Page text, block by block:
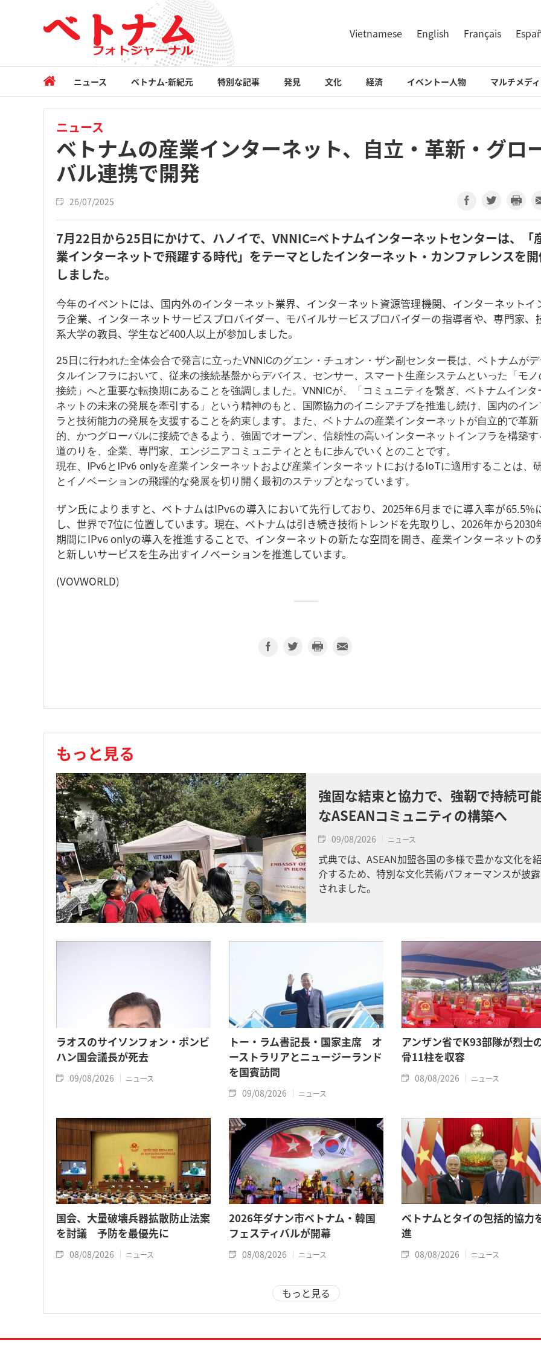
Vietnamese English Français
ニュース ベトナム-新紀元 特別な記事 発見 文化 経済 イベントー人物 マルチメデ
ニュース
ベトナムの産業インターネット、自立・革新・グロ
バル連携で開発
26/07/2025
7月22日から25日にかけて、ハノイで、VNNIC=ベトナムインターネットセンターは、「
業インターネットで飛躍する時代」をテーマとしたインターネット・カンファレンスを
しました。
今年のイベントには、国内外のインターネット業界、インターネット資源管理機関、インターネットイ
ラ企業、インターネットサービスプロバイダー、モバイルサービスプロバイダーの指導者や、専門家、
系大学の教員、学生など400人以上が参加しました。
25日に行われた全体会合で発言に立ったVNNICのグエン・チュオン・ザン副センター長は、ベトナムが
タルインフラにおいて、従来の接続基盤からデバイス、センサー、スマート生産システムといった「モノ
接続」へと重要な転換期にあることを強調しました。VNNICが、「コミュニティを繋ぎ、ベトナムインタ
ネットの未来の発展を牽引する」という精神のもと、国際協力のイニシアチブを推進し続け、国内のイン
ラと技術能力の発展を支援することを約束します。また、ベトナムの産業インターネットが自立的で革新
的、かつグローバルに接続できるよう、強固でオープン、信頼性の高いインターネットインフラを構築す
道のりを、企業、専門家、エンジニアコミュニティとともに歩んでいくとのことです。
現在、IPv6とIPv6 onlyを産業インターネットおよび産業インターネットにおけるIoTに適用することは、
とイノベーションの飛躍的な発展を切り開く最初のステップとなっています。
ザン氏によりますと、ベトナムはIPv6の導入において先行しており、2025年6月までに導入率が65.5%
し、世界で7位に位置しています。現在、ベトナムは引き続き技術トレンドを先取りし、2026年から2030
期間にIPv6 onlyの導入を推進することで、インターネットの新たな空間を開き、産業インターネットの
と新しいサービスを生み出すイノベーションを推進しています。
(VOVWORLD)
もっと見る
強固な結束と協力で、強靭で持続可
なASEANコミュニティの構築へ
09/08/2026 ニュース
式典では、ASEAN加盟各国の多様で豊かな文化を
介するため、特別な文化芸術パフォーマンスが披露
されました。
ラオスのサイソンフォン・ポンビ
ハン国会議長が死去
09/08/2026 ニュース
トー・ラム書記長・国家主席 オ
ーストラリアとニュージーランド
を国賓訪問
09/08/2026 ニュース
アンザン省でK93部隊が烈士
骨11柱を収容
08/08/2026 ニュース
国会、大量破壊兵器拡散防止法案
を討議 予防を最優先に
08/08/2026 ニュース
2026年ダナン市ベトナム・韓国
フェスティバルが開幕
08/08/2026 ニュース
ベトナムとタイの包括的協力
進
08/08/2026 ニュース
もっと見る